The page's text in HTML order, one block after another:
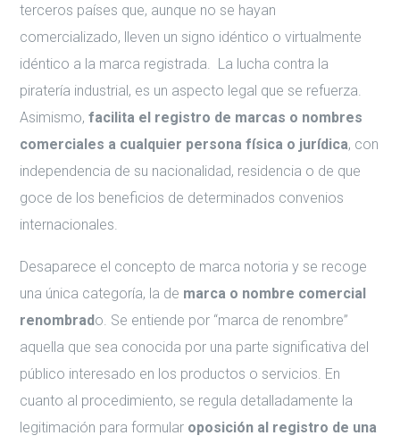
terceros países que, aunque no se hayan
comercializado, lleven un signo idéntico o virtualmente
idéntico a la marca registrada. La lucha contra la
piratería industrial, es un aspecto legal que se refuerza.
Asimismo,facilita el registro de marcas o nombres
comerciales a cualquier persona física o jurídica, con
independencia de su nacionalidad, residencia o de que
goce de los beneficios de determinados convenios
internacionales.
Desaparece el concepto de marca notoria y se recoge
una única categoría, la de marca o nombre comercial
renombrado. Se entiende por “marca de renombre”
aquella que sea conocida por una parte significativa del
público interesado en los productos o servicios. En
cuanto al procedimiento, se regula detalladamente la
legitimación para formular oposición al registro de una